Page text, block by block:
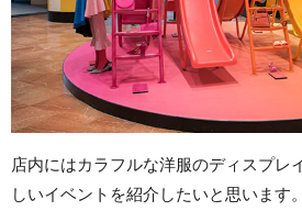
店内にはカラフルな洋服のディスプレ
しいイベントを紹介したいと思います。